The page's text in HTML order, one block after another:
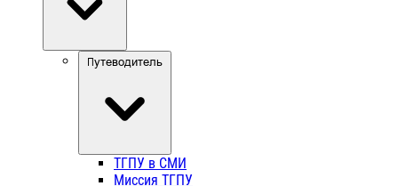
Путеводитель
ТГПУ в СМИ
Миссия ТГПУ